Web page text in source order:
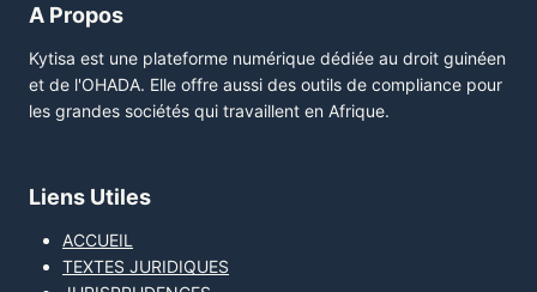
A Propos
Kytisa est une plateforme numérique dédiée au droit guinéen
et de l'OHADA. Elle offre aussi des outils de compliance pour
les grandes sociétés qui travaillent en Afrique.
Liens Utiles
ACCUEIL
TEXTES JURIDIQUES